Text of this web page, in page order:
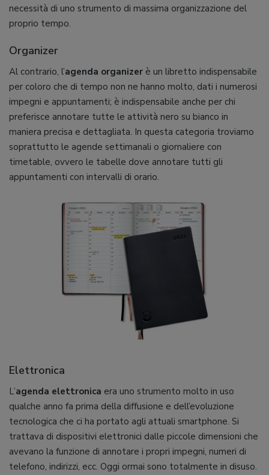
necessità di uno strumento di massima organizzazione del
proprio tempo.
Organizer
Al contrario, l’agenda organizer è un libretto indispensabile
per coloro che di tempo non ne hanno molto, dati i numerosi
impegni e appuntamenti; è indispensabile anche per chi
preferisce annotare tutte le attività nero su bianco in
maniera precisa e dettagliata. In questa categoria troviamo
soprattutto le agende settimanali o giornaliere con
timetable, ovvero le tabelle dove annotare tutti gli
appuntamenti con intervalli di orario.
Elettronica
L’agenda elettronica era uno strumento molto in uso
qualche anno fa prima della diffusione e dell’evoluzione
tecnologica che ci ha portato agli attuali smartphone. Si
trattava di dispositivi elettronici dalle piccole dimensioni che
avevano la funzione di annotare i propri impegni, numeri di
telefono, indirizzi, ecc. Oggi ormai sono totalmente in disuso.